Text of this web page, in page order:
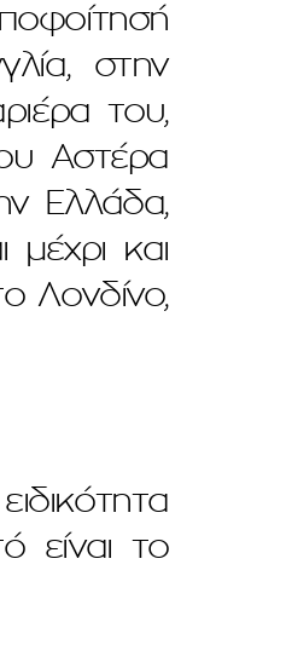
στην
του,
Αστέρα
Ελλάδα,
και
Λονδίνο,
είναι το